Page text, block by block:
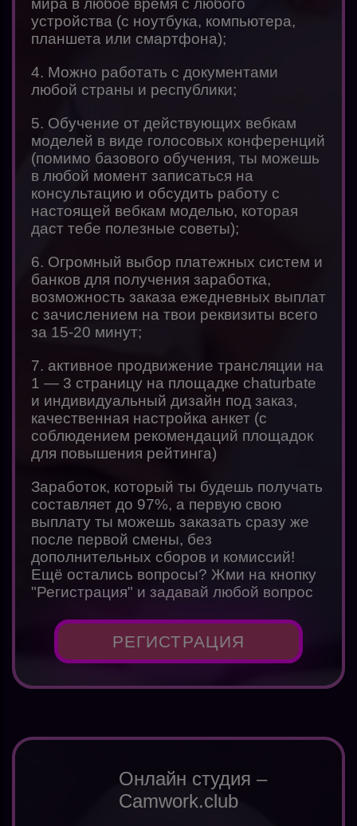
мира в любое время с любого
устройства (с ноутбука, компьютера,
планшета или смартфона);
4. Можно работать с документами
любой страны и республики;
5. Обучение от действующих вебкам
моделей в виде голосовых конференций
(помимо базового обучения, ты можешь
в любой момент записаться на
консультацию и обсудить работу с
настоящей вебкам моделью, которая
даст тебе полезные советы);
6. Огромный выбор платежных систем и
банков для получения заработка,
возможность заказа ежедневных выплат
с зачислением на твои реквизиты всего
за 15-20 минут;
7. активное продвижение трансляции на
1 — 3 страницу на площадке chaturbate
и индивидуальный дизайн под заказ,
качественная настройка анкет (с
соблюдением рекомендаций площадок
для повышения рейтинга)
Заработок, который ты будешь получать
составляет до 97%, а первую свою
выплату ты можешь заказать сразу же
после первой смены, без
дополнительных сборов и комиссий!
Ещё остались вопросы? Жми на кнопку
"Регистрация" и задавай любой вопрос
РЕГИСТРАЦИЯ
Онлайн студия –
Camwork.club